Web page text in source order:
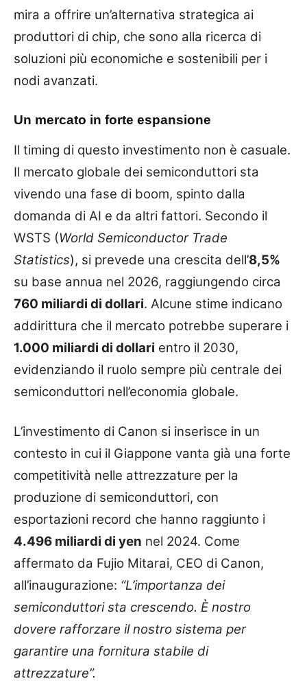
mira a offrire un’alternativa strategica ai
produttori di chip, che sono alla ricerca di
soluzioni più economiche e sostenibili per i
nodi avanzati.
Un mercato in forte espansione
Il timing di questo investimento non è casuale.
Il mercato globale dei semiconduttori sta
vivendo una fase di boom, spinto dalla
domanda di AI e da altri fattori. Secondo il
WSTS (World Semiconductor Trade
Statistics), si prevede una crescita dell’8,5%
su base annua nel 2026, raggiungendo circa
760 miliardi di dollari. Alcune stime indicano
addirittura che il mercato potrebbe superare i
1.000 miliardi di dollari entro il 2030,
evidenziando il ruolo sempre più centrale dei
semiconduttori nell’economia globale.
L’investimento di Canon si inserisce in un
contesto in cui il Giappone vanta già una forte
competitività nelle attrezzature per la
produzione di semiconduttori, con
esportazioni record che hanno raggiunto i
4.496 miliardi di yen nel 2024. Come
affermato da Fujio Mitarai, CEO di Canon,
all’inaugurazione: “L’importanza dei
semiconduttori sta crescendo. È nostro
dovere rafforzare il nostro sistema per
garantire una fornitura stabile di
attrezzature”.